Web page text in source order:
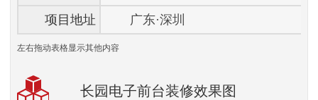
项目地址
广东·深圳
左右拖动表格显示其他内容
长园电子前台装修效果图